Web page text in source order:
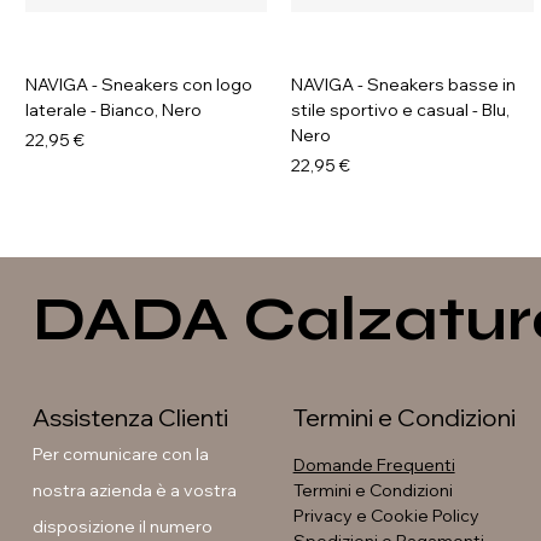
NAVIGA - Sneakers con logo
laterale - Bianco, Nero
Prezzo
22,95 €
NAVIGA - Sneakers basse in
stile sportivo e casual - Blu,
Nero
Prezzo
22,95 €
Soleil - Anfibi con fibbia e GALIA - Sneakers platform
GAVI - Stivaletti con fibbia e GAVI - Anfibi con suola
DADA
Assistenza Clienti
Per comunicare con la
nostra azienda è a vostra
disposizione il numero
Termini e Condizioni
Domande Frequenti
Termini e Condizioni
Privacy e Cookie Policy